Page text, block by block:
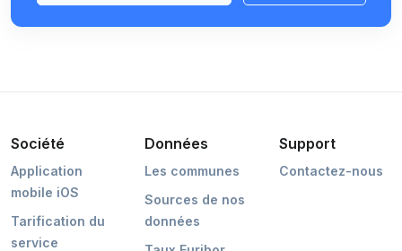
Société
Application
mobile iOS
Tarification du
service
Données
Les communes
Sources de nos
données
Support
Contactez-nous